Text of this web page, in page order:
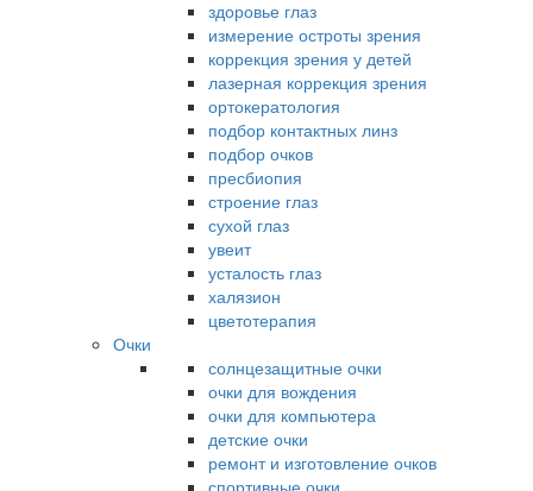
здоровье глаз
измерение остроты зрения
коррекция зрения у детей
лазерная коррекция зрения
ортокератология
подбор контактных линз
подбор очков
пресбиопия
строение глаз
сухой глаз
увеит
усталость глаз
халязион
цветотерапия
Очки
солнцезащитные очки
очки для вождения
очки для компьютера
детские очки
ремонт и изготовление очков